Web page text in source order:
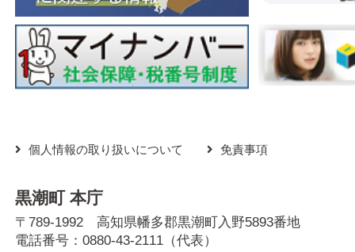
個人情報の取り扱いについて 免責事項
黒潮町 本庁
〒789-1992 高知県幡多郡黒潮町入野5893番地
電話番号：0880-43-2111 （代表）